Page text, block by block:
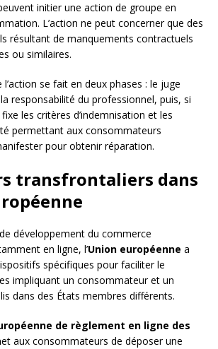
initier une action de groupe en
L’action ne peut concerner que des
résultant de manquements contractuels
ou similaires.
se fait en deux phases : le juge
responsabilité du professionnel, puis, si
les critères d’indemnisation et les
permettant aux consommateurs
pour obtenir réparation.
transfrontaliers dans
développement du commerce
en ligne, l’Union européenne a
spécifiques pour faciliter le
impliquant un consommateur et un
dans des États membres différents.
de règlement en ligne des
aux consommateurs de déposer une